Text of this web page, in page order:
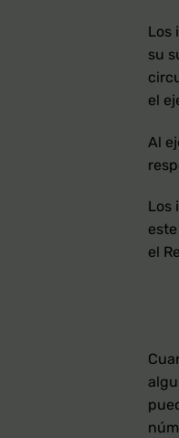
Los
su
el
Al
Los
el